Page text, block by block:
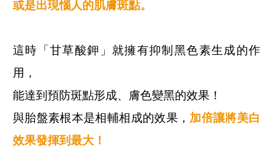
或是出現惱人的肌膚斑點。
這時「甘草酸鉀」就擁有抑制黑色素生成的作
用，
能達到預防斑點形成、膚色變黑的效果！
與胎盤素根本是相輔相成的效果， 加倍讓將美白
效果發揮到最大！